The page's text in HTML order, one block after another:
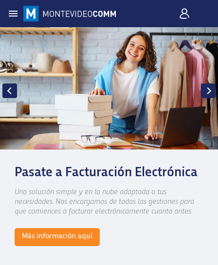
Pasate a Facturación Electrónica
Una solución simple y en la nube adaptada a tus
necesidades. Nos encargamos de todas las gestiones para
que comiences a facturar electrónicamente cuanto antes.
Más información aquí